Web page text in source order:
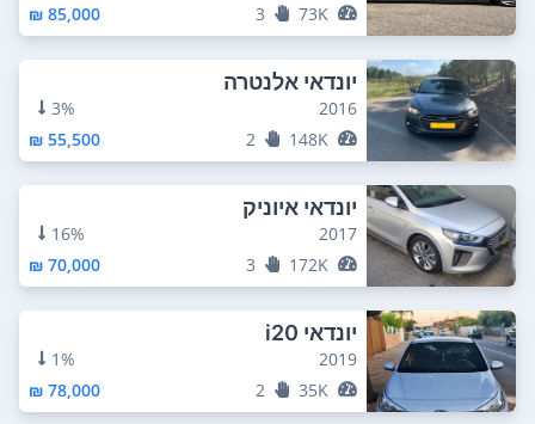
73K
3
85,000 ₪
יונדאי אלנטרה
2016
3%
148K
2
55,500 ₪
יונדאי איוניק
2017
16%
172K
3
70,000 ₪
יונדאי i20
2019
1%
35K
2
78,000 ₪